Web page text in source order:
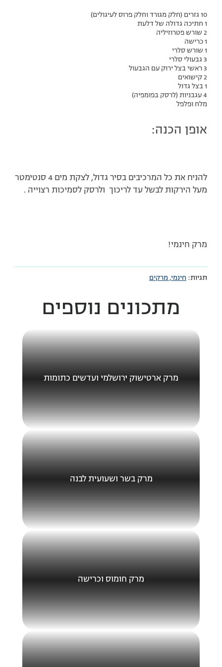
10 גזרים (חלק מגורד וחלק פרוס לעיגולים)
1 חתיכה גדולה של דלעת
2 שורש פטרוזיליה
1 כרישה
1 שורש סלרי
3 גבעולי סלרי
3 ראשי בצל ירוק עם הגבעול
2 קישואים
1 בצל גדול
4 עגבניות (לרסק בפומפיה)
מלח ופלפל
אופן הכנה:
להניח את כל המרכיבים בסיר גדול, לצקת מים 4 סנטימטר
מעל הירקות לבשל עד לריכוך ולרסק לסמיכות רצוייה .
מרק חינמי!
תגיות: חינמי,מרקים
מתכונים נוספים
מרק ארטישוק ירושלמי ועדשים כתומות
מרק בשר ושעועית לבנה
מרק חומוס וכרישה